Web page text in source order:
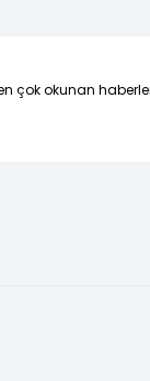
çok okunan